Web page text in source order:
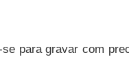
para gravar com